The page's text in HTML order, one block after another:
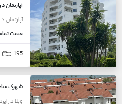
آپارتمان
آپارتمان
قیمت
195
شهرک
ویلادر